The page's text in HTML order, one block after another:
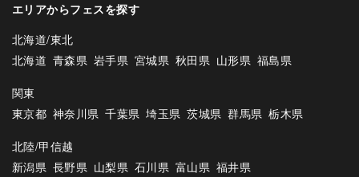
エリアからフェスを探す
北海道/東北
北海道 青森県 岩手県 宮城県 秋田県 山形県 福島県
関東
東京都 神奈川県 千葉県 埼玉県 茨城県 群馬県 栃木県
北陸/甲信越
新潟県 長野県 山梨県 石川県 富山県 福井県